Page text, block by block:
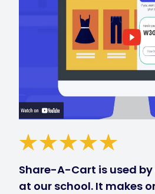
Share-A-Cart is used
at our school. It makes